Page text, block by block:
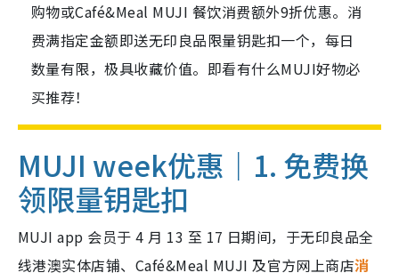
购物或Café&Meal MUJI 餐饮消费额外9折优惠。消
费满指定金额即送无印良品限量钥匙扣一个，每日
数量有限，极具收藏价值。即看有什么MUJI好物必
买推荐！
MUJI week优惠｜1. 免费换
领限量钥匙扣
MUJI app 会员于 4 月 13 至 17 日期间，于无印良品全
线港澳实体店铺、Café&Meal MUJI 及官方网上商店消